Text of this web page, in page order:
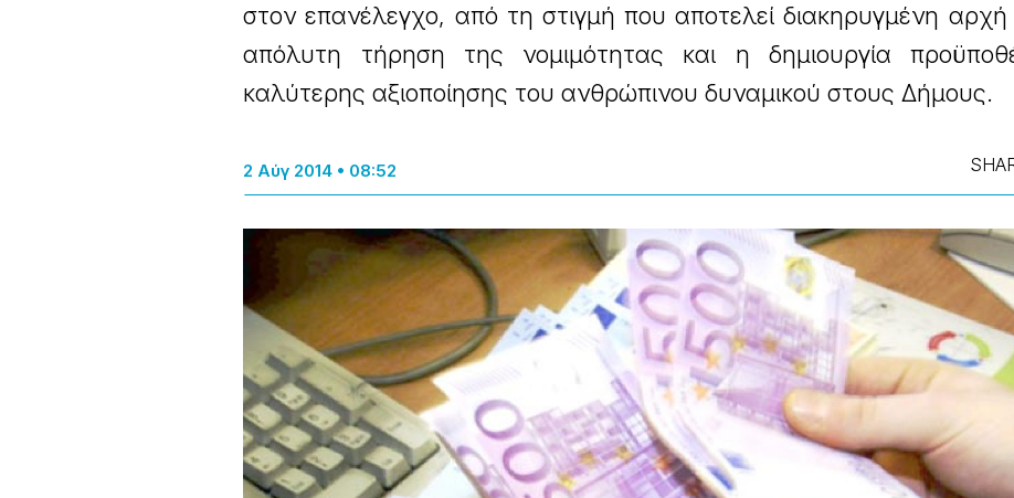
στον επανέλεγχο, από τη στιγμή που αποτελεί διακηρυγμένη
απόλυτη τήρηση της νομιμότητας και η δημιουργία
καλύτερης αξιοποίησης του ανθρώπινου δυναμικού στους Δήμους.
2 Αύγ 2014 • 08:52